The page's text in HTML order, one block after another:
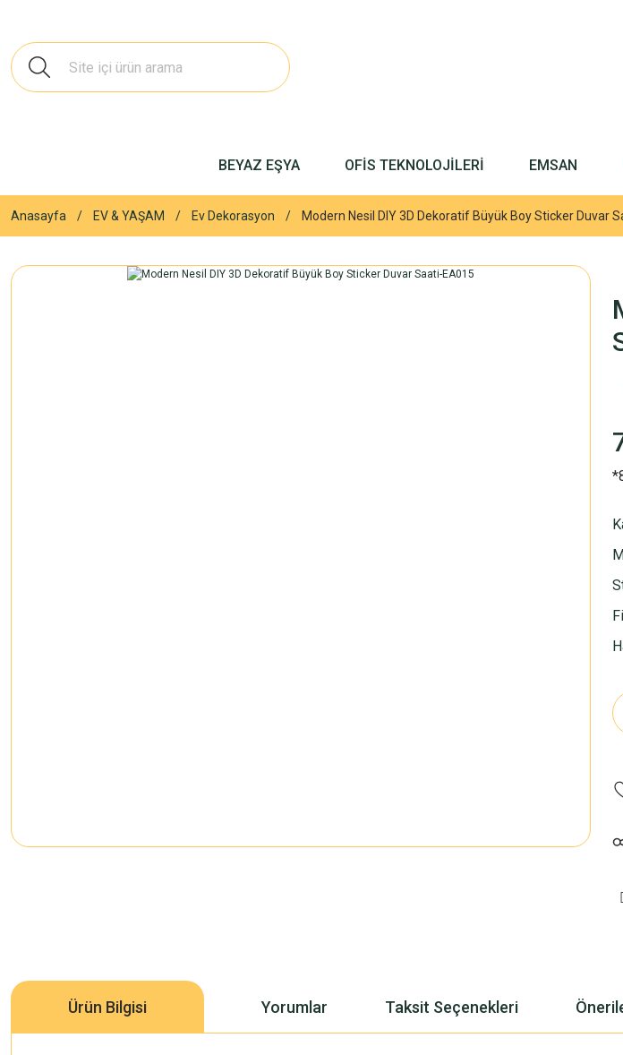
BEYAZ EŞYA OFİS TEKNOLOJİLERİ EMSAN
Anasayfa EV & YAŞAM Ev Dekorasyon Modern Nesil DIY 3D Dekoratif Büyük Boy Sticker Duvar
Ürün Bilgisi Yorumlar Taksit Seçenekleri